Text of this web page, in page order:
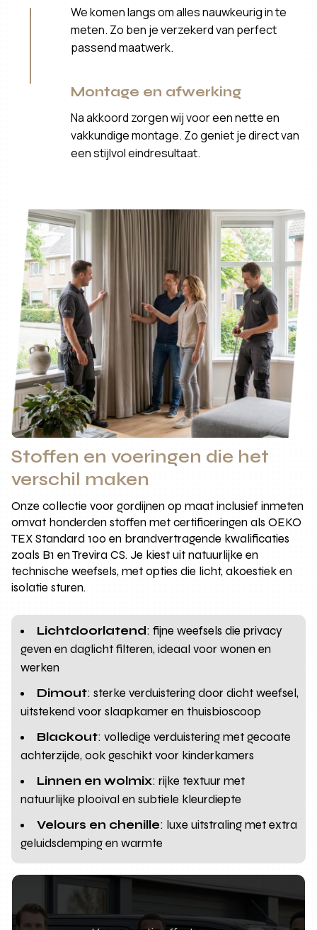
We komen langs om alles nauwkeurig in te
meten. Zo ben je verzekerd van perfect
passend maatwerk.
Montage en afwerking
Na akkoord zorgen wij voor een nette en
vakkundige montage. Zo geniet je direct van
een stijlvol eindresultaat.
Stoffen en voeringen die het
verschil maken
Onze collectie voor gordijnen op maat inclusief inmeten
omvat honderden stoffen met certificeringen als OEKO
TEX Standard 100 en brandvertragende kwalificaties
zoals B1 en Trevira CS. Je kiest uit natuurlijke en
technische weefsels, met opties die licht, akoestiek en
isolatie sturen.
Lichtdoorlatend: fijne weefsels die privacy
geven en daglicht filteren, ideaal voor wonen en
werken
Dimout: sterke verduistering door dicht weefsel,
uitstekend voor slaapkamer en thuisbioscoop
Blackout: volledige verduistering met gecoate
achterzijde, ook geschikt voor kinderkamers
Linnen en wolmix: rijke textuur met
natuurlijke plooival en subtiele kleurdiepte
Velours en chenille: luxe uitstraling met extra
geluidsdemping en warmte